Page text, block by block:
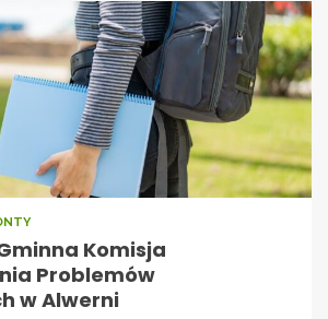
Komisja
Problemów
w Alwerni